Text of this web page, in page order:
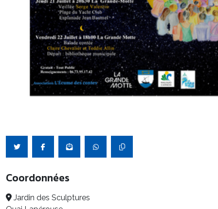
Coordonnées
Jardin des Sculptures